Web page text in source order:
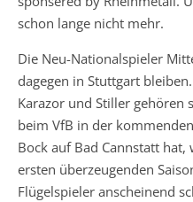
schon lange nicht mehr.
Die Neu-Nationalspieler
dagegen in Stuttgart
Karazor und Stiller gehören
beim VfB in der
Bock auf Bad Cannstatt
ersten überzeugenden
Flügelspieler anscheinend